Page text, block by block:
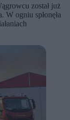
został już
W ogniu spłonęła